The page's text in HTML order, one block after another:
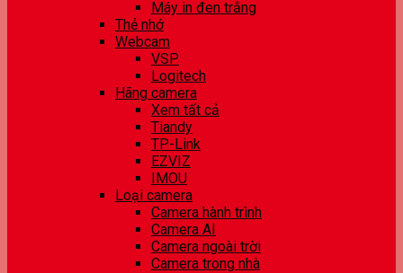
Máy in đen trắng
Thẻ nhớ
Webcam
VSP
Logitech
Hãng camera
Xem tất cả
Tiandy
TP-Link
EZVIZ
IMOU
Loại camera
Camera hành trình
Camera AI
Camera ngoài trời
Camera trong nhà